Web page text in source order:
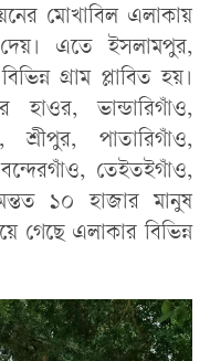
মোখাবিল এলাকায়
এতে ইসলামপুর,
গ্রাম প্লাবিত হয়।
ভান্ডারিগাঁও,
শ্রীপুর, পাতারিগাঁও,
তেইতইগাঁও,
১০ হাজার মানুষ
গেছে এলাকার বিভিন্ন